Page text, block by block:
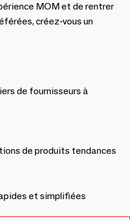
MOM et de rentrer
créez-vous un
de fournisseurs à
de produits tendances
et simplifiées